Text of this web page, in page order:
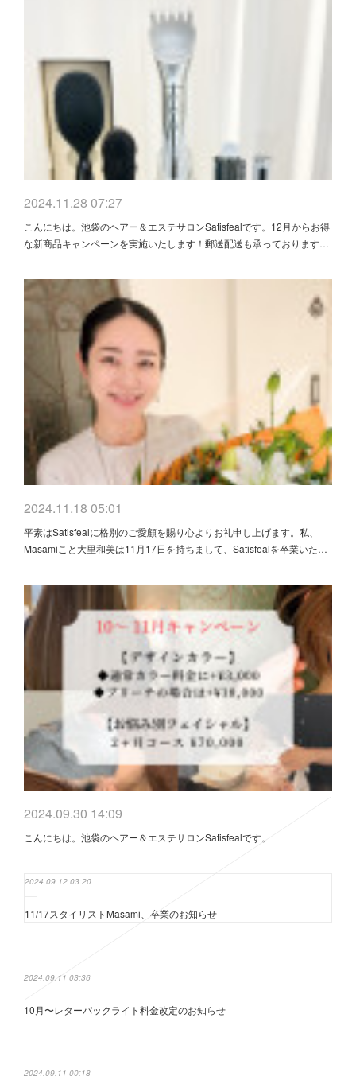
2024.11.28 07:27
こんにちは。池袋のヘアー＆エステサロンSatisfealです。12月からお得
な新商品キャンペーンを実施いたします！郵送配送も承っております…
2024.11.18 05:01
平素はSatisfealに格別のご愛顧を賜り心よりお礼申し上げます。私、
Masamiこと大里和美は11月17日を持ちまして、Satisfealを卒業いた…
2024.09.30 14:09
こんにちは。池袋のヘアー＆エステサロンSatisfealです。
2024.09.12 03:20
11/17スタイリストMasami、卒業のお知らせ
2024.09.11 03:36
10月〜レターパックライト料金改定のお知らせ
2024.09.11 00:18